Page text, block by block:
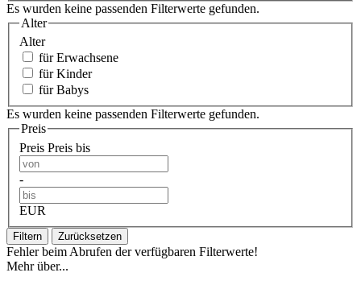
Es wurden keine passenden Filterwerte gefunden.
Alter
Alter
für Erwachsene
für Kinder
für Babys
Es wurden keine passenden Filterwerte gefunden.
Preis
Preis Preis bis
-
EUR
Filtern Zurücksetzen
Fehler beim Abrufen der verfügbaren Filterwerte!
Mehr über...